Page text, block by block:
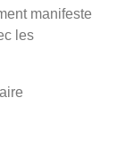
manifeste
les